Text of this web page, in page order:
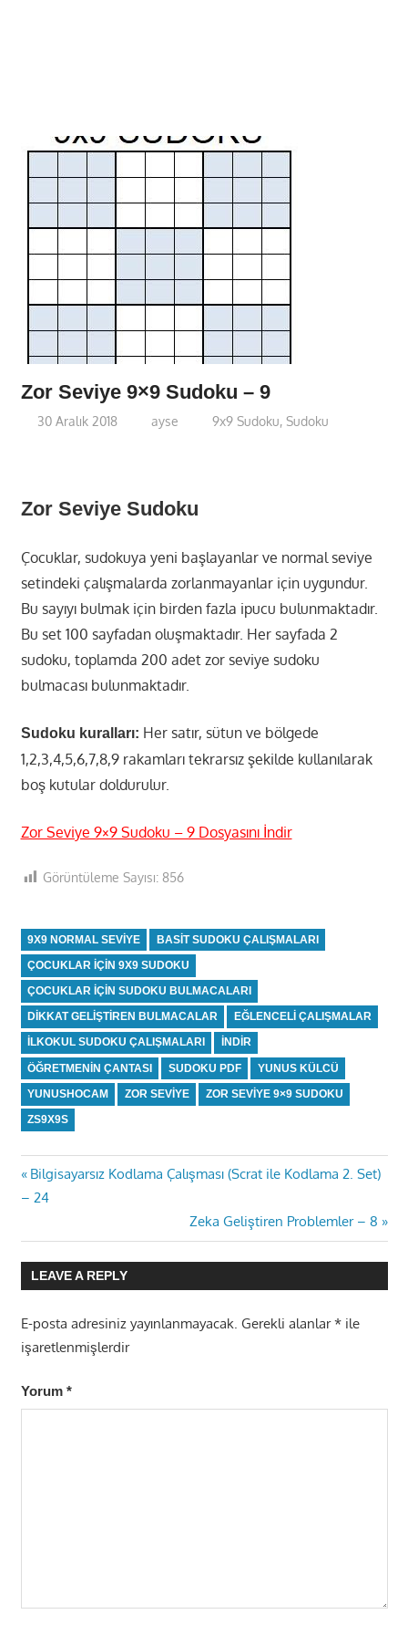
Zor Seviye 9×9 Sudoku – 9
30 Aralık 2018 ayse 9x9 Sudoku,Sudoku
Zor Seviye Sudoku
Çocuklar, sudokuya yeni başlayanlar ve normal seviye
setindeki çalışmalarda zorlanmayanlar için uygundur.
Bu sayıyı bulmak için birden fazla ipucu bulunmaktadır.
Bu set 100 sayfadan oluşmaktadır. Her sayfada 2
sudoku, toplamda 200 adet zor seviye sudoku
bulmacası bulunmaktadır.
Sudoku kuralları: Her satır, sütun ve bölgede
1,2,3,4,5,6,7,8,9 rakamları tekrarsız şekilde kullanılarak
boş kutular doldurulur.
Zor Seviye 9×9 Sudoku – 9 Dosyasını İndir
Görüntüleme Sayısı: 856
9X9 NORMAL SEVIYE BASIT SUDOKU ÇALIŞMALARI
ÇOCUKLAR IÇIN 9X9 SUDOKU
ÇOCUKLAR IÇIN SUDOKU BULMACALARI
DIKKAT GELIŞTIREN BULMACALAR EĞLENCELI ÇALIŞMALAR
ILKOKUL SUDOKU ÇALIŞMALARI INDIR
ÖĞRETMENIN ÇANTASI SUDOKU PDF YUNUS KÜLCÜ
YUNUSHOCAM ZOR SEVIYE ZOR SEVIYE 9×9 SUDOKU
ZS9X9S
Yazı
Previous
Post:
Bilgisayarsız Kodlama Çalışması (Scrat ile Kodlama 2. Set)
– 24
Next
Post:
Zeka Geliştiren Problemler – 8
LEAVE A REPLY
E-posta adresiniz yayınlanmayacak. Gerekli alanlar*ile
işaretlenmişlerdir
Yorum *